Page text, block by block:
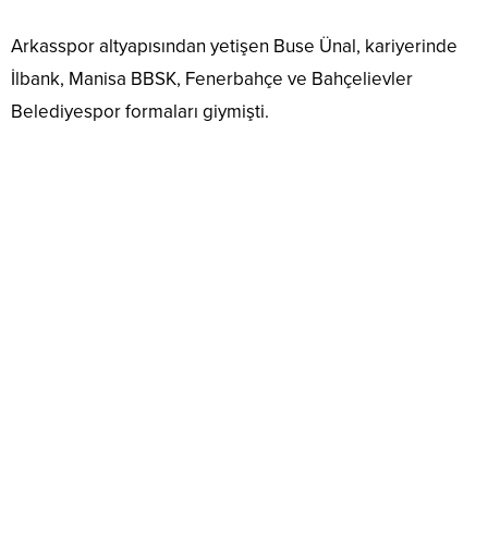
Arkasspor altyapısından yetişen Buse Ünal, kariyerinde
İlbank, Manisa BBSK, Fenerbahçe ve Bahçelievler
Belediyespor formaları giymişti.